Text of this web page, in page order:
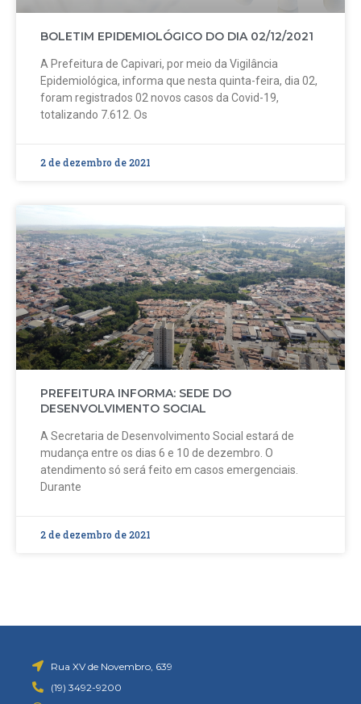
BOLETIM EPIDEMIOLÓGICO DO DIA 02/12/2021
A Prefeitura de Capivari, por meio da Vigilância
Epidemiológica, informa que nesta quinta-feira, dia 02,
foram registrados 02 novos casos da Covid-19,
totalizando 7.612. Os
2 de dezembro de 2021
PREFEITURA INFORMA: SEDE DO
DESENVOLVIMENTO SOCIAL
A Secretaria de Desenvolvimento Social estará de
mudança entre os dias 6 e 10 de dezembro. O
atendimento só será feito em casos emergenciais.
Durante
2 de dezembro de 2021
Rua XV de Novembro, 639
(19) 3492-9200